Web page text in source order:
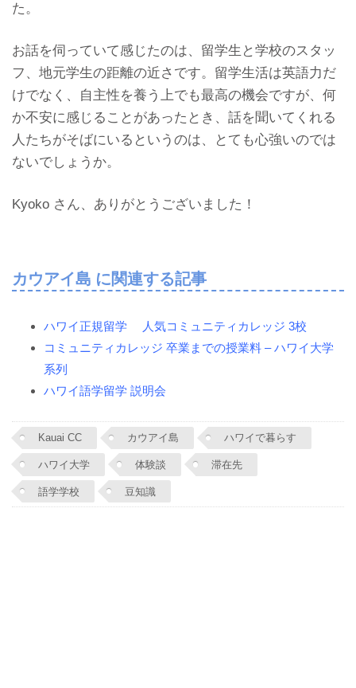
た。
お話を伺っていて感じたのは、留学生と学校のスタッ
フ、地元学生の距離の近さです。留学生活は英語力だ
けでなく、自主性を養う上でも最高の機会ですが、何
か不安に感じることがあったとき、話を聞いてくれる
人たちがそばにいるというのは、とても心強いのでは
ないでしょうか。
Kyoko さん、ありがとうございました！
カウアイ島 に関連する記事
ハワイ正規留学 人気コミュニティカレッジ 3校
コミュニティカレッジ 卒業までの授業料 – ハワイ大学
系列
ハワイ語学留学 説明会
Kauai CC カウアイ島 ハワイで暮らす
ハワイ大学 体験談 滞在先
語学学校 豆知識